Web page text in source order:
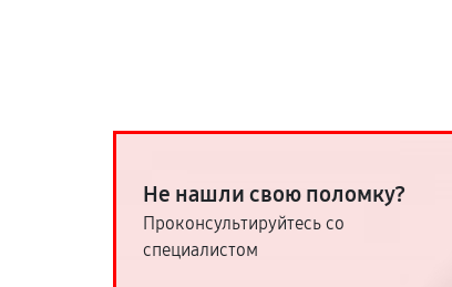
Не нашли свою поломку?
Проконсультируйтесь со
специалистом